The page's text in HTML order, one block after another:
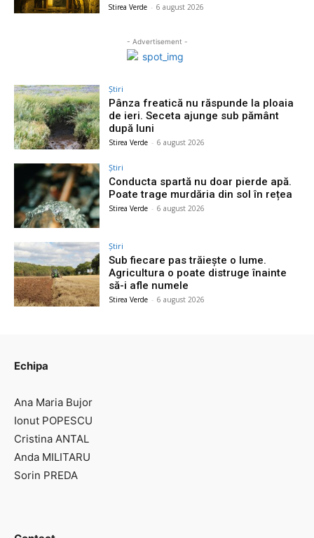
Stirea Verde - 6 august 2026
- Advertisement -
Știri
Pânza freatică nu răspunde la ploaia
de ieri. Seceta ajunge sub pământ
după luni
Stirea Verde - 6 august 2026
Știri
Conducta spartă nu doar pierde apă.
Poate trage murdăria din sol în rețea
Stirea Verde - 6 august 2026
Știri
Sub fiecare pas trăiește o lume.
Agricultura o poate distruge înainte
să-i afle numele
Stirea Verde - 6 august 2026
Echipa
Ana Maria Bujor
Ionut POPESCU
Cristina ANTAL
Anda MILITARU
Sorin PREDA